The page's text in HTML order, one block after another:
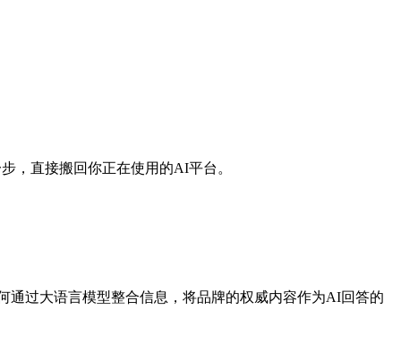
，直接搬回你正在使用的AI平台。
过大语言模型整合信息，将品牌的权威内容作为AI回答的